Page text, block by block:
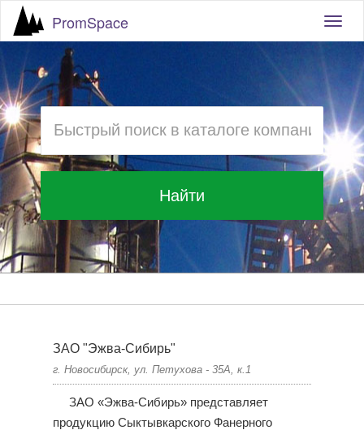
PromSpace
Найти
ЗАО "Эжва-Сибирь"
г. Новосибирск, ул. Петухова - 35А, к.1
ЗАО «Эжва-Сибирь» представляет
продукцию Сыктывкарского Фанерного